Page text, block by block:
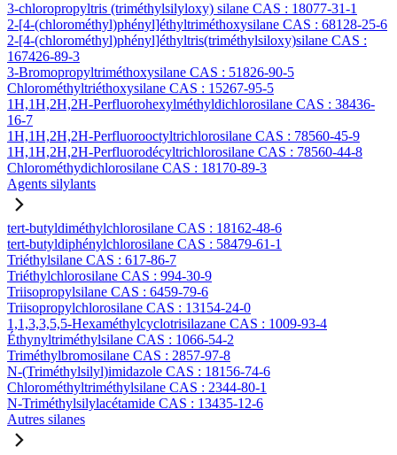
3-chloropropyltris (triméthylsilyloxy) silane CAS : 18077-31-1
2-[4-(chlorométhyl)phényl]éthyltriméthoxysilane CAS : 68128-25-6
2-[4-(chlorométhyl)phényl]éthyltris(triméthylsiloxy)silane CAS :
167426-89-3
3-Bromopropyltriméthoxysilane CAS : 51826-90-5
Chlorométhyltriéthoxysilane CAS : 15267-95-5
1H,1H,2H,2H-Perfluorohexylméthyldichlorosilane CAS : 38436-
16-7
1H,1H,2H,2H-Perfluorooctyltrichlorosilane CAS : 78560-45-9
1H,1H,2H,2H-Perfluorodécyltrichlorosilane CAS : 78560-44-8
Chlorométhydichlorosilane CAS : 18170-89-3
Agents silylants
tert-butyldiméthylchlorosilane CAS : 18162-48-6
tert-butyldiphénylchlorosilane CAS : 58479-61-1
Triéthylsilane CAS : 617-86-7
Triéthylchlorosilane CAS : 994-30-9
Triisopropylsilane CAS : 6459-79-6
Triisopropylchlorosilane CAS : 13154-24-0
1,1,3,3,5,5-Hexaméthylcyclotrisilazane CAS : 1009-93-4
Éthynyltriméthylsilane CAS : 1066-54-2
Triméthylbromosilane CAS : 2857-97-8
N-(Triméthylsilyl)imidazole CAS : 18156-74-6
Chlorométhyltriméthylsilane CAS : 2344-80-1
N-Triméthylsilylacétamide CAS : 13435-12-6
Autres silanes